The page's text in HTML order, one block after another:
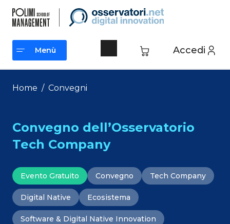
contenuto
Accedi
Menù
Menù
Home / Convegni
Convegno dell’Osservatorio
Tech Company
Evento Gratuito Convegno Tech Company
Digital Native Ecosistema
Software & Digital Native Innovation